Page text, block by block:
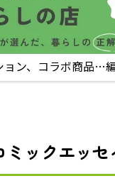
ン、コラボ商品…
ミックエッ